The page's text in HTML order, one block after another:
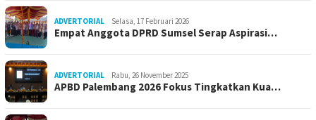
ADVERTORIAL Selasa, 17 Februari 2026
Empat Anggota DPRD Sumsel Serap Aspirasi…
ADVERTORIAL Rabu, 26 November 2025
APBD Palembang 2026 Fokus Tingkatkan Kua…